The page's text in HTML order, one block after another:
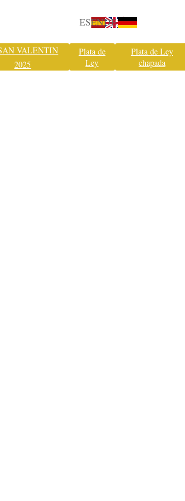
ESENDE
VALENTIN
2025
Plata de
Ley
Plata de Ley
chapada